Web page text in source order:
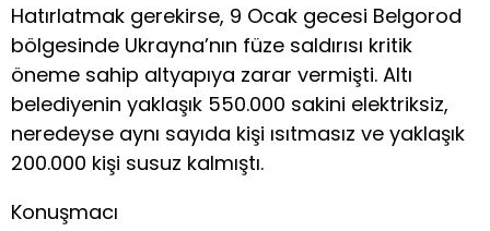
Hatırlatmak gerekirse, 9 Ocak gecesi Belgorod
bölgesinde Ukrayna’nın füze saldırısı kritik
öneme sahip altyapıya zarar vermişti. Altı
belediyenin yaklaşık 550.000 sakini elektriksiz,
neredeyse aynı sayıda kişi ısıtmasız ve yaklaşık
200.000 kişi susuz kalmıştı.
Konuşmacı